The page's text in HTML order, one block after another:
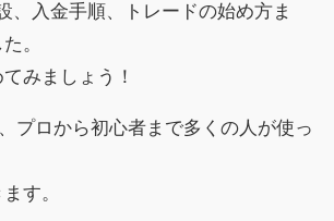
、入金手順、トレードの始め方ま
。
みましょう！
プロから初心者まで多くの人が使っ
す。